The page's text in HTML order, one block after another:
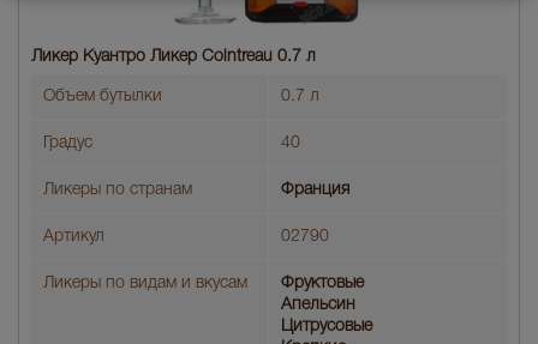
Ликер Куантро Ликер Cointreau 0.7 л
Объем бутылки 0.7 л
Градус 40
Ликеры по странам Франция
Артикул 02790
Ликеры по видам и вкусам
Фруктовые
Апельсин
Цитрусовые